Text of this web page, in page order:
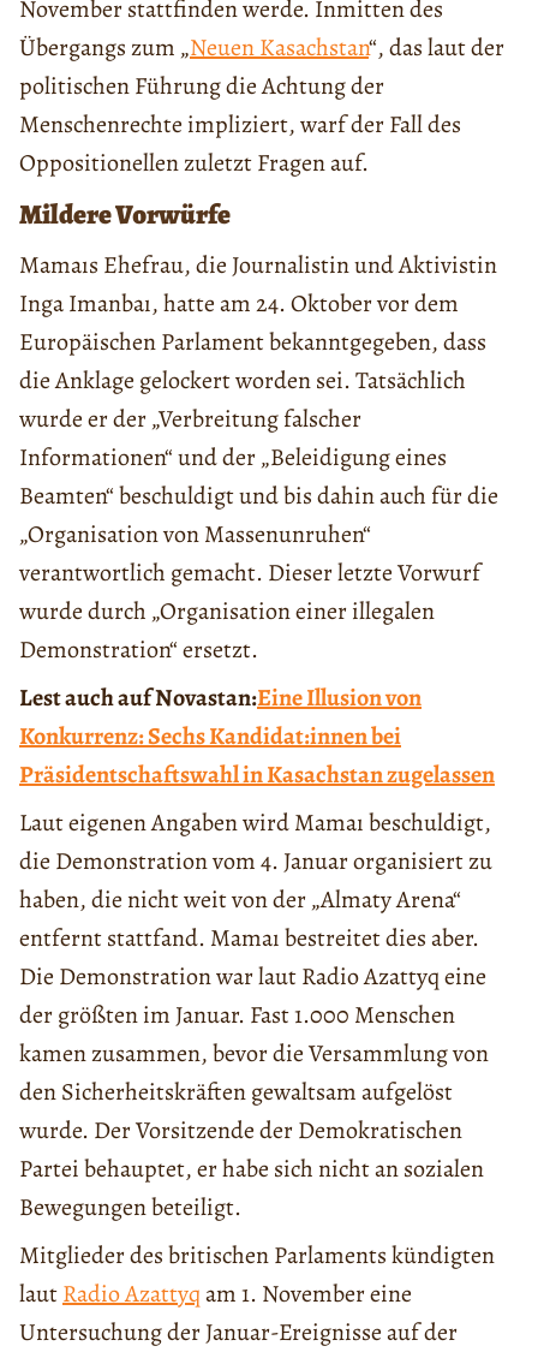
November stattfinden werde. Inmitten des
Übergangs zum „Neuen Kasachstan“, das laut der
politischen Führung die Achtung der
Menschenrechte impliziert, warf der Fall des
Oppositionellen zuletzt Fragen auf.
Mildere Vorwürfe
Mamaıs Ehefrau, die Journalistin und Aktivistin
Inga Imanbaı, hatte am 24. Oktober vor dem
Europäischen Parlament bekanntgegeben, dass
die Anklage gelockert worden sei. Tatsächlich
wurde er der „Verbreitung falscher
Informationen“ und der „Beleidigung eines
Beamten“ beschuldigt und bis dahin auch für die
„Organisation von Massenunruhen“
verantwortlich gemacht. Dieser letzte Vorwurf
wurde durch „Organisation einer illegalen
Demonstration“ ersetzt.
Lest auch auf Novastan:Eine Illusion von
Konkurrenz: Sechs Kandidat:innen bei
Präsidentschaftswahl in Kasachstan zugelassen
Laut eigenen Angaben wird Mamaı beschuldigt,
die Demonstration vom 4. Januar organisiert zu
haben, die nicht weit von der „Almaty Arena“
entfernt stattfand. Mamaı bestreitet dies aber.
Die Demonstration war laut Radio Azattyq eine
der größten im Januar. Fast 1.000 Menschen
kamen zusammen, bevor die Versammlung von
den Sicherheitskräften gewaltsam aufgelöst
wurde. Der Vorsitzende der Demokratischen
Partei behauptet, er habe sich nicht an sozialen
Bewegungen beteiligt.
Mitglieder des britischen Parlaments kündigten
lautRadio Azattyqam 1. November eine
Untersuchung der Januar-Ereignisse auf der